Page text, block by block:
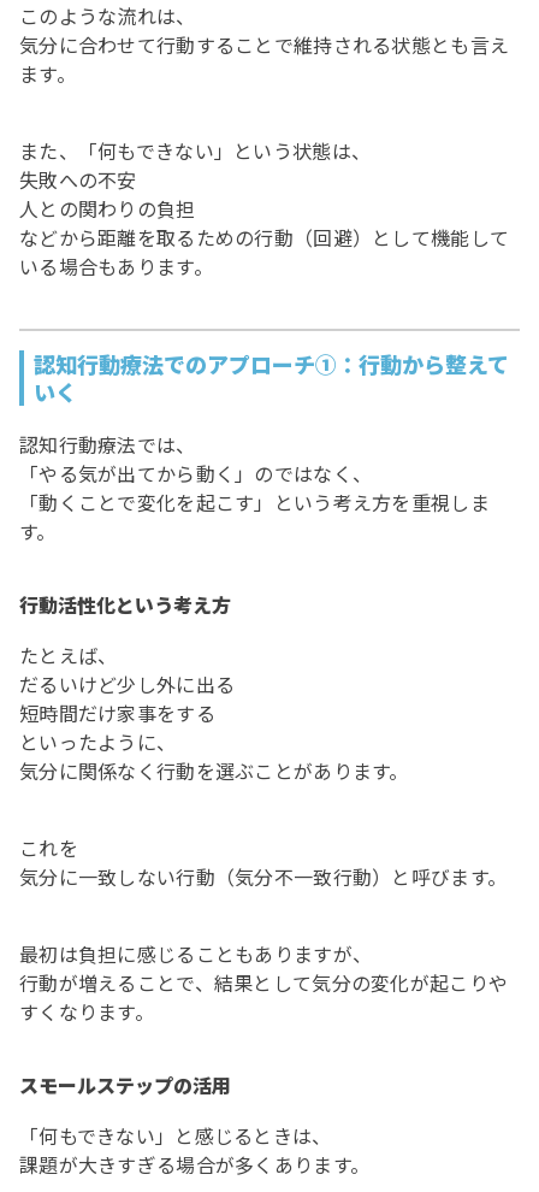
このような流れは、
気分に合わせて行動することで維持される状態とも言え
ます。
また、「何もできない」という状態は、
失敗への不安
人との関わりの負担
などから距離を取るための行動（回避）として機能して
いる場合もあります。
認知行動療法でのアプローチ①：行動から整えて
いく
認知行動療法では、
「やる気が出てから動く」のではなく、
「動くことで変化を起こす」という考え方を重視しま
す。
行動活性化という考え方
たとえば、
だるいけど少し外に出る
短時間だけ家事をする
といったように、
気分に関係なく行動を選ぶことがあります。
これを
気分に一致しない行動（気分不一致行動）と呼びます。
最初は負担に感じることもありますが、
行動が増えることで、結果として気分の変化が起こりや
すくなります。
スモールステップの活用
「何もできない」と感じるときは、
課題が大きすぎる場合が多くあります。